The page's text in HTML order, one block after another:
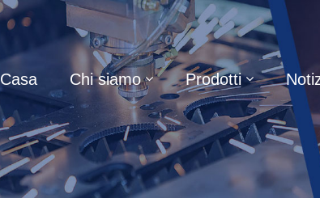
Casa Chi siamo Prodotti